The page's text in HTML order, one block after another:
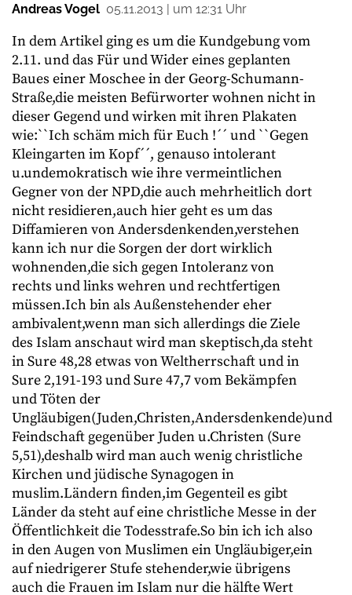
Andreas Vogel 05.11.2013 | um 12:31 Uhr
In dem Artikel ging es um die Kundgebung vom
2.11. und das Für und Wider eines geplanten
Baues einer Moschee in der Georg-Schumann-
Straße,die meisten Befürworter wohnen nicht in
dieser Gegend und wirken mit ihren Plakaten
wie:``Ich schäm mich für Euch !´´ und ``Gegen
Kleingarten im Kopf´´, genauso intolerant
u.undemokratisch wie ihre vermeintlichen
Gegner von der NPD,die auch mehrheitlich dort
nicht residieren,auch hier geht es um das
Diffamieren von Andersdenkenden,verstehen
kann ich nur die Sorgen der dort wirklich
wohnenden,die sich gegen Intoleranz von
rechts und links wehren und rechtfertigen
müssen.Ich bin als Außenstehender eher
ambivalent,wenn man sich allerdings die Ziele
des Islam anschaut wird man skeptisch,da steht
in Sure 48,28 etwas von Weltherrschaft und in
Sure 2,191-193 und Sure 47,7 vom Bekämpfen
und Töten der
Ungläubigen(Juden,Christen,Andersdenkende)und
Feindschaft gegenüber Juden u.Christen (Sure
5,51),deshalb wird man auch wenig christliche
Kirchen und jüdische Synagogen in
muslim.Ländern finden,im Gegenteil es gibt
Länder da steht auf eine christliche Messe in der
Öffentlichkeit die Todesstrafe.So bin ich ich also
in den Augen von Muslimen ein Ungläubiger,ein
auf niedrigerer Stufe stehender,wie übrigens
auch die Frauen im Islam nur die hälfte Wert